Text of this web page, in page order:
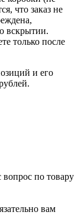
что заказ не
вскрытии.
только после
и его
по товару
вам